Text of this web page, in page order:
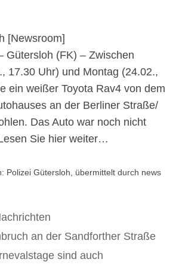
[Newsroom]
Gütersloh (FK) – Zwischen
17.30 Uhr) und Montag (24.02.,
ein weißer Toyota Rav4 von dem
an der Berliner Straße/
Das Auto war noch nicht
Sie hier weiter…
Polizei Gütersloh, übermittelt durch news
an der Sandforther Straße
sind auch